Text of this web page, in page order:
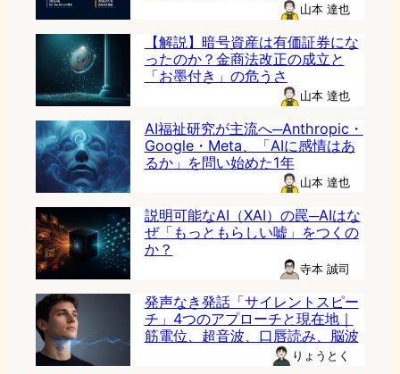
山本 達也
【解説】暗号資産は有価証券にな
ったのか？金商法改正の成立と
「お墨付き」の危うさ
山本 達也
AI福祉研究が主流へ─Anthropic・
Google・Meta、「AIに感情はあ
るか」を問い始めた1年
山本 達也
説明可能なAI（XAI）の罠─AIはな
ぜ「もっともらしい嘘」をつくの
か？
寺本 誠司
発声なき発話「サイレントスピー
チ」4つのアプローチと現在地｜
筋電位、超音波、口唇読み、脳波
りょうとく